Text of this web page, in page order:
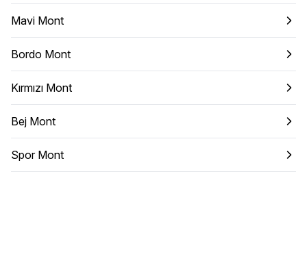
Mavi Mont
Bordo Mont
Kırmızı Mont
Bej Mont
Spor Mont